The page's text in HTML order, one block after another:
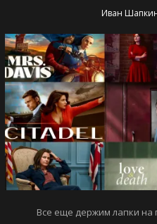
Иван
Все еще держим лапки на